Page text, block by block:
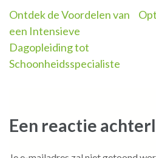
Berichtnavigatie
Ontdek de Voordelen van
een Intensieve
Dagopleiding tot
Schoonheidsspecialiste
Een reactie